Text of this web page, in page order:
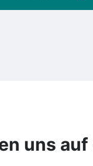
uns auf